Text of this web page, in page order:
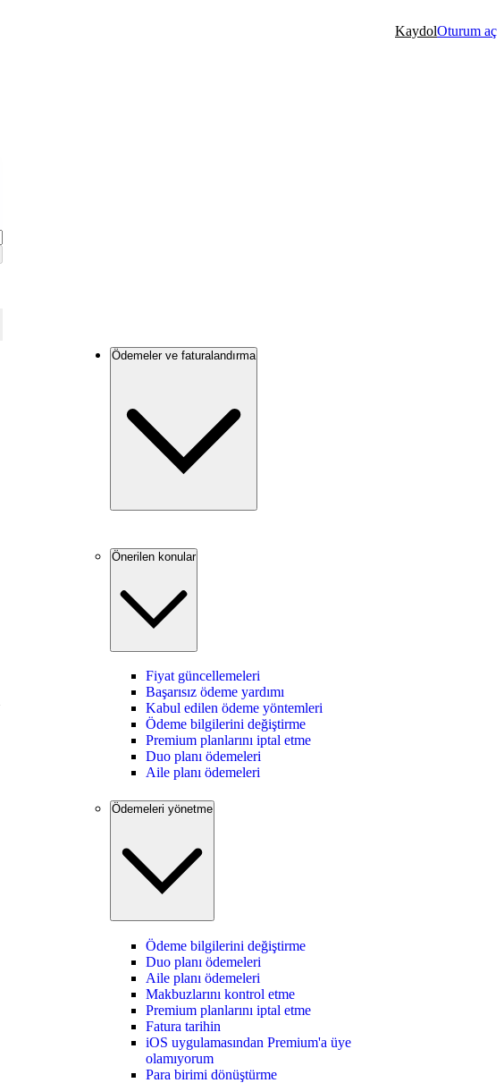
KaydolOturum aç
Ödemeler ve faturalandırma
Önerilen konular
Fiyat güncellemeleri
Başarısız ödeme yardımı
Kabul edilen ödeme yöntemleri
Ödeme bilgilerini değiştirme
Premium planlarını iptal etme
Duo planı ödemeleri
Aile planı ödemeleri
Ödemeleri yönetme
Ödeme bilgilerini değiştirme
Duo planı ödemeleri
Aile planı ödemeleri
Makbuzlarını kontrol etme
Premium planlarını iptal etme
Fatura tarihin
iOS uygulamasından Premium'a üye
olamıyorum
Para birimi dönüştürme